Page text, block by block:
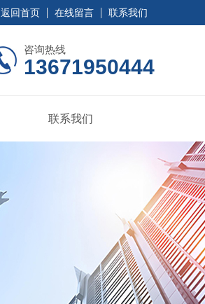
返回首页 在线留言 联系我们
咨询热线
13671950444
联系我们